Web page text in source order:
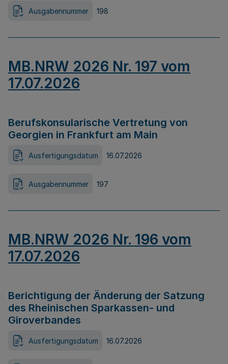
Ausgabennummer 198
MB.NRW 2026 Nr. 197 vom
17.07.2026
Berufskonsularische Vertretung von
Georgien in Frankfurt am Main
Ausfertigungsdatum 16.07.2026
Ausgabennummer 197
MB.NRW 2026 Nr. 196 vom
17.07.2026
Berichtigung der Änderung der Satzung
des Rheinischen Sparkassen- und
Giroverbandes
Ausfertigungsdatum 16.07.2026